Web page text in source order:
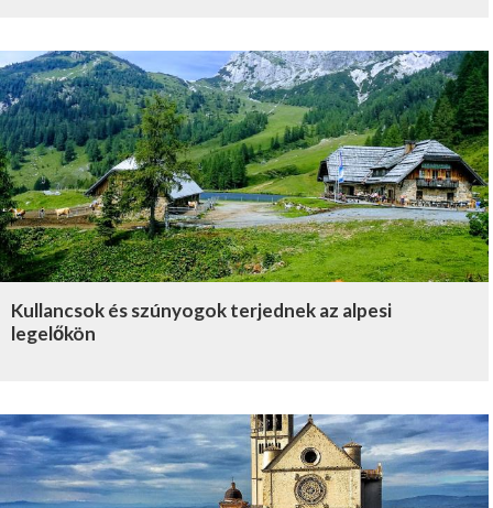
Kullancsok és szúnyogok terjednek az alpesi
legelőkön